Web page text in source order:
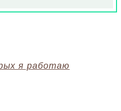
я работаю